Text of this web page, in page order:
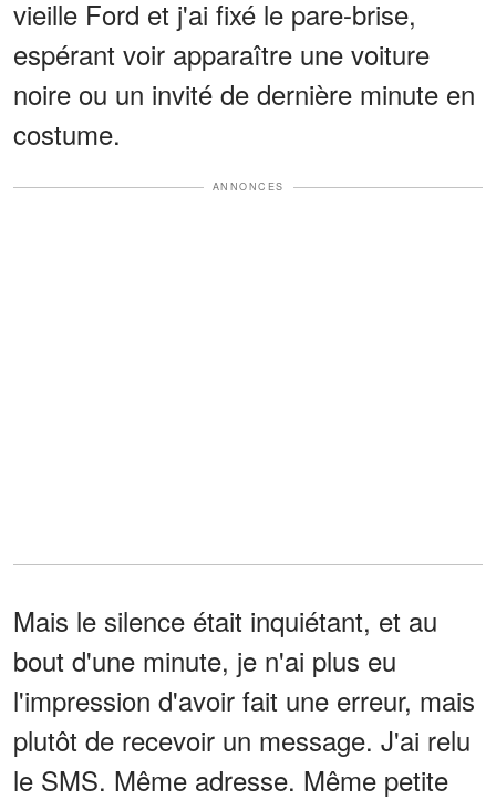
vieille Ford et j'ai fixé le pare-brise,
espérant voir apparaître une voiture
noire ou un invité de dernière minute en
costume.
ANNONCES
Mais le silence était inquiétant, et au
bout d'une minute, je n'ai plus eu
l'impression d'avoir fait une erreur, mais
plutôt de recevoir un message. J'ai relu
le SMS. Même adresse. Même petite